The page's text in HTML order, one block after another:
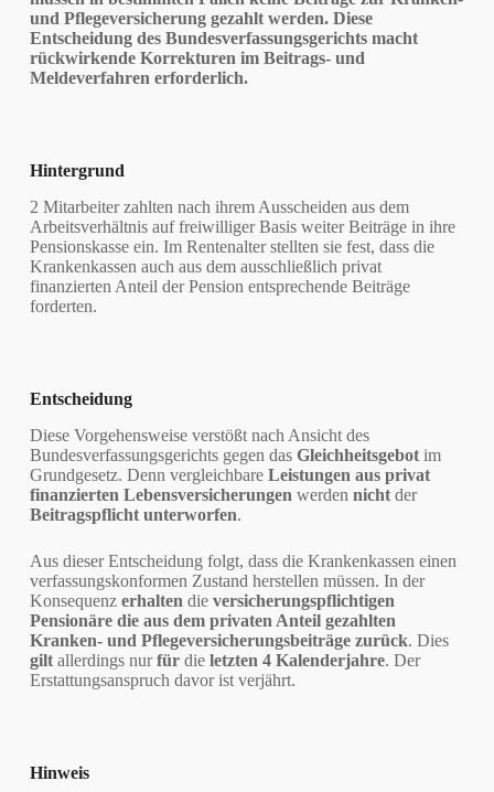
und Pflegeversicherung gezahlt werden. Diese
Entscheidung des Bundesverfassungsgerichts macht
rückwirkende Korrekturen im Beitrags- und
Meldeverfahren erforderlich.
Hintergrund
2 Mitarbeiter zahlten nach ihrem Ausscheiden aus dem
Arbeitsverhältnis auf freiwilliger Basis weiter Beiträge in ihre
Pensionskasse ein. Im Rentenalter stellten sie fest, dass die
Krankenkassen auch aus dem ausschließlich privat
finanzierten Anteil der Pension entsprechende Beiträge
forderten.
Entscheidung
Diese Vorgehensweise verstößt nach Ansicht des
Bundesverfassungsgerichts gegen das Gleichheitsgebotim
Grundgesetz. Denn vergleichbare Leistungen aus privat
finanzierten Lebensversicherungen werden nichtder
Beitragspflicht unterworfen.
Aus dieser Entscheidung folgt, dass die Krankenkassen einen
verfassungskonformen Zustand herstellen müssen. In der
Konsequenz erhalten die versicherungspflichtigen
Pensionäre die aus dem privaten Anteil gezahlten
Kranken- und Pflegeversicherungsbeiträge zurück. Dies
giltallerdings nurfürdie letzten 4 Kalenderjahre. Der
Erstattungsanspruch davor ist verjährt.
Hinweis